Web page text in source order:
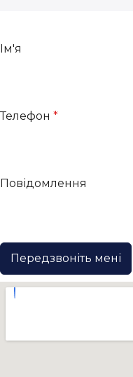
Ім'я
Телефон *
Повідомлення
Передзвоніть мені